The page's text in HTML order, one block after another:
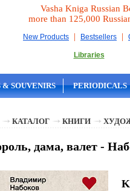
Vasha Kniga Russian
more than 125,000
New Products | Bestsellers |
Libraries
& SOUVENIRS PERIODICALS
КАТАЛОГ КНИГИ
дама, валет -